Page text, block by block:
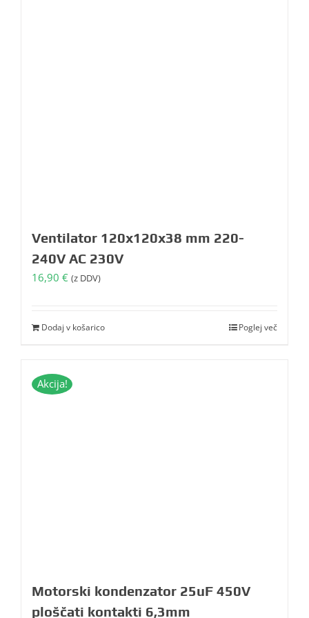
Ventilator 120x120x38 mm 220-
240V AC 230V
16,90 € (z DDV)
Dodaj v košarico Poglej več
Akcija!
Motorski kondenzator 25uF 450V
ploščati kontakti 6,3mm